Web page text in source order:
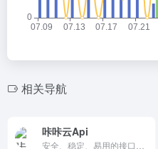
相关导航
咔咔云Api